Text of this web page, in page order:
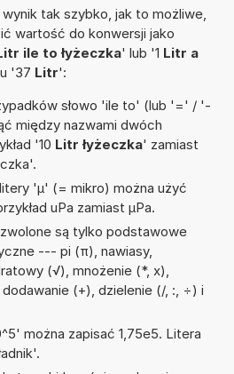
tak szybko, jak to możliwe,
wartość do konwersji jako
ile to łyżeczka' lub '1 Litr a
'37 Litr':
słowo 'ile to' (lub '=' / '-
między nazwami dwóch
'10 Litr łyżeczka' zamiast
'µ' (= mikro) można użyć
uPa zamiast µPa.
są tylko podstawowe
--- pi (π), nawiasy,
(√), mnożenie (*, x),
(+), dzielenie (/, :, ÷) i
można zapisać 1,75e5. Litera